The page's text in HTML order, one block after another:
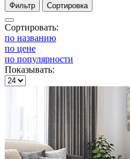
Фильтр Сортировка
Сортировать:
по названию
по цене
по популярности
Показывать: